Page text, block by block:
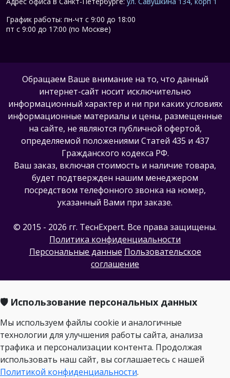
График работы: пн-чт с 9:00 до 18:00
пт с 9:00 до 17:00 (по Москве)
Обращаем Ваше внимание на то, что данный
интернет-сайт носит исключительно
информационный характер и ни при каких условиях
информационные материалы и цены, размещенные
на сайте, не являются публичной офертой,
определяемой положениями Статей 435 и 437
Гражданского кодекса РФ.
Ваш заказ, включая стоимость и наличие товара,
будет подтвержден нашим менеджером
посредством телефонного звонка на номер,
указанный Вами при заказе.
© 2015 - 2026 гг. ТеcнExpert. Все права защищены.
Политика конфиденциальности
Персональные данные Пользовательское
соглашение
🛡️ Использование персональных данных
Мы используем файлы cookie и аналогичные
технологии для улучшения работы сайта, анализа
трафика и персонализации контента. Продолжая
использовать наш сайт, вы соглашаетесь с нашей
Политикой конфиденциальности.